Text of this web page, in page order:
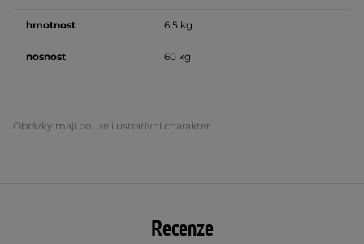
hmotnost 6,5 kg
nosnost 60 kg
Obrázky mají pouze ilustrativní charakter.
Recenze